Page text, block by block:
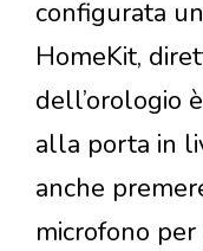
configurata
HomeKit,
dell’orologio
alla porta in
anche
microfono